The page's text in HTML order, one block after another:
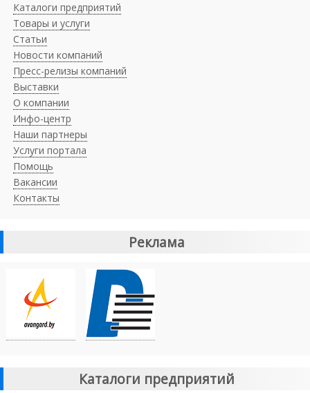
Каталоги предприятий
Товары и услуги
Статьи
Новости компаний
Пресс-релизы компаний
Выставки
О компании
Инфо-центр
Наши партнеры
Услуги портала
Помощь
Вакансии
Контакты
Реклама
Каталоги предприятий